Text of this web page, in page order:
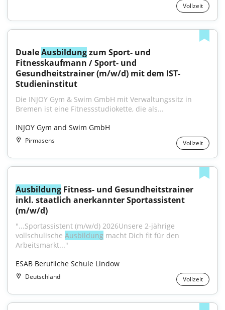
Vollzeit
Duale Ausbildung zum Sport- und
Fitnesskaufmann / Sport- und
Gesundheitstrainer (m/w/d) mit dem IST-
Studieninstitut
Die INJOY Gym & Swim GmbH mit Verwaltungssitz in
Bremen ist eine Fitnessstudiokette, die als...
INJOY Gym and Swim GmbH
Pirmasens Vollzeit
Ausbildung Fitness- und Gesundheitstrainer
inkl. staatlich anerkannter Sportassistent
(m/w/d)
"...Sportassistent (m/w/d) 2026Unsere 2-jährige
vollschulische Ausbildung macht Dich fit für den
Arbeitsmarkt..."
ESAB Berufliche Schule Lindow
Deutschland Vollzeit